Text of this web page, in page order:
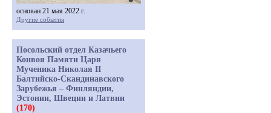
основан 21 мая 2022 г.
Другие события
Посольский отдел Казачьего
Конвоя Памяти Царя
Мученика Николая II
Балтийско-Скандинавского
Зарубежья – Финляндии,
Эстонии, Швеции и Латвии
(170)